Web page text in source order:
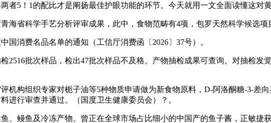
5！1的配比才是阐扬最佳护眼功能的环节。今天就用一文全面读懂这对
省科学手艺分析评审成果，此中，食物范畴有4项，包罗天然科学候选项
消费名品名单的通知（工信厅消费函〔2026〕37号）。
批次样品，检出47批次样品不及格。产物抽检成果可查询。对抽检发
构组织专家对栀子油等5种物质申请做为新食物原料，D-阿洛酮糖-3-差
进行审查并通过。（国度卫生健康委员会）？。
鳗鱼及冷冻产物。曾正在全球市场占比细小的中国产的鱼子酱，正敏捷